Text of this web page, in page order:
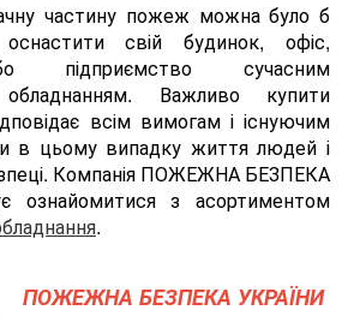
частину пожеж можна було б
свій будинок, офіс,
підприємство сучасним
Важливо купити
всім вимогам і існуючим
в цьому випадку життя людей і
Компанія ПОЖЕЖНА БЕЗПЕКА
ознайомитися з асортиментом
.
ПОЖЕЖНА БЕЗПЕКА УКРАЇНИ